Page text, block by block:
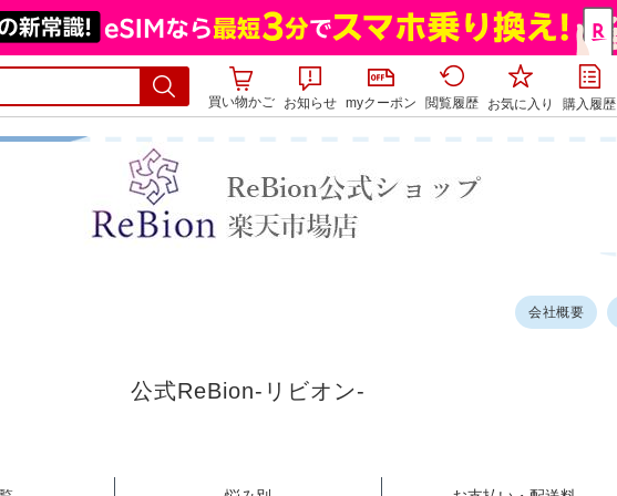
買い物かご お知らせ myクーポン 閲覧履歴 お気に入り 購入履歴